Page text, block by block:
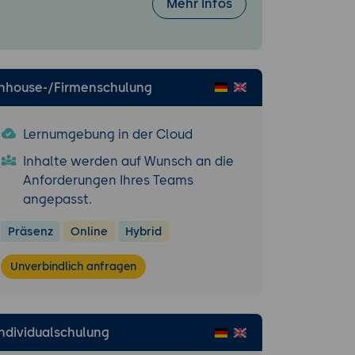
Anbindung.
Schleife.
Mehr Infos
Firmenschulung
Lernumgebung in der Cloud
Inhalte werden auf Wunsch an die
Anforderungen Ihres Teams
angepasst.
Präsenz Online Hybrid
Unverbindlich anfragen